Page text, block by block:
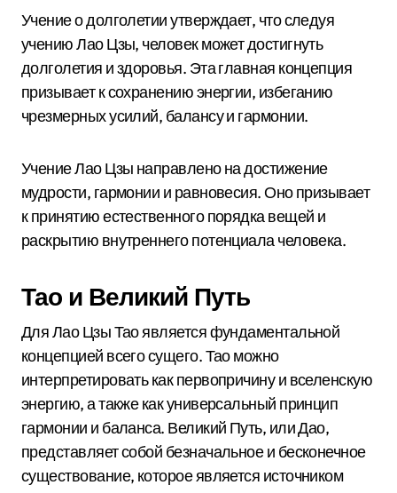
Учение о долголетии утверждает, что следуя
учению Лао Цзы, человек может достигнуть
долголетия и здоровья. Эта главная концепция
призывает к сохранению энергии, избеганию
чрезмерных усилий, балансу и гармонии.
Учение Лао Цзы направлено на достижение
мудрости, гармонии и равновесия. Оно призывает
к принятию естественного порядка вещей и
раскрытию внутреннего потенциала человека.
Тао и Великий Путь
Для Лао Цзы Тао является фундаментальной
концепцией всего сущего. Тао можно
интерпретировать как первопричину и вселенскую
энергию, а также как универсальный принцип
гармонии и баланса. Великий Путь, или Дао,
представляет собой безначальное и бесконечное
существование, которое является источником